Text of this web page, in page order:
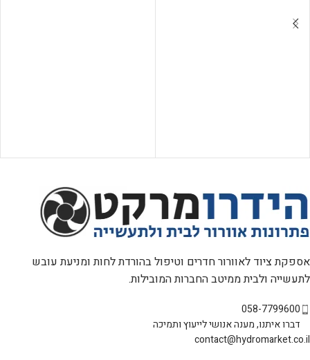
אספקת ציוד לאוורור חדרים וטיפול בהורדת לחות ומניעת עובש
לתעשייה ולבית ממיטב החברות המובילות.
058-7799600
דברו איתנו, מענה אנושי לייעוץ ותמיכה
contact@hydromarket.co.il